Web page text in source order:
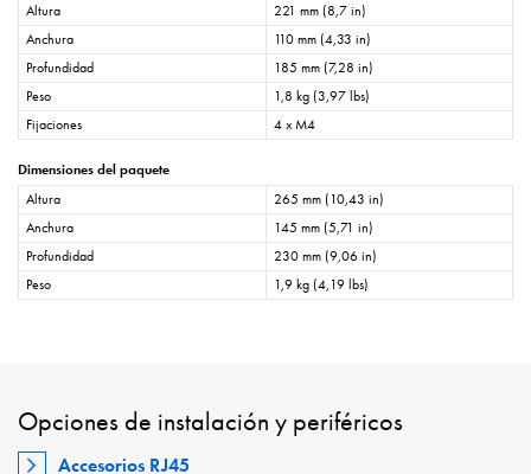
Altura
221 mm (8,7 in)
Anchura
110 mm (4,33 in)
Profundidad
185 mm (7,28 in)
Peso
1,8 kg (3,97 lbs)
Fijaciones
4 x M4
Dimensiones del paquete
Altura
265 mm (10,43 in)
Anchura
145 mm (5,71 in)
Profundidad
230 mm (9,06 in)
Peso
1,9 kg (4,19 lbs)
Opciones de instalación y periféricos
Accesorios RJ45